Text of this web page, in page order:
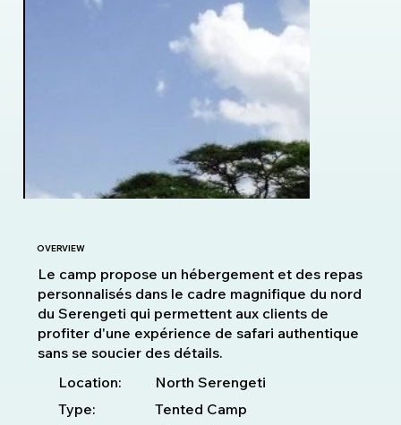
OVERVIEW
Le camp propose un hébergement et des repas
personnalisés dans le cadre magnifique du nord
du Serengeti qui permettent aux clients de
profiter d'une expérience de safari authentique
sans se soucier des détails.
Location:
North Serengeti
Type:
Tented Camp